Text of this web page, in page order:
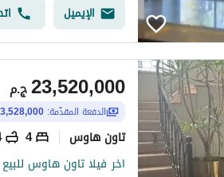
الإيميل
ج.م23,520,000
الدفعة المقدّمة: 3,528,000 ج.م
تاون هاوس 4